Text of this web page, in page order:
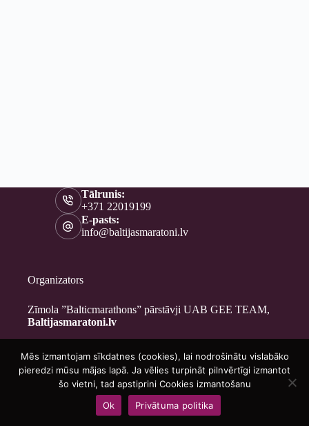
Tālrunis:
+371 22019199
E-pasts:
info@baltijasmaratoni.lv
Organizators
Zīmola ”Balticmarathons” pārstāvji UAB GEE TEAM,
Baltijasmaratoni.lv
Kontakti
Par mums
Brīvprātīgajiem
Privātuma politika
Copyright © 2026 - Baltijasmaratoni.lv
Mēs izmantojam sīkdatnes (cookies), lai nodrošinātu vislabāko
pieredzi mūsu mājas lapā. Ja vēlies turpināt pilnvērtīgi izmantot
šo vietni, tad apstiprini Cookies izmantošanu
Ok
Privātuma politika